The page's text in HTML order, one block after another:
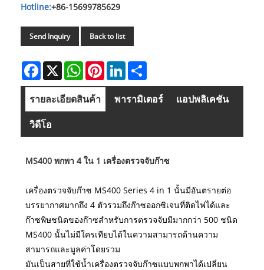
Hotline:+86-15699785629
Send Inquiry Back to list
Facebook
X WhatsAppPinterestLinkedIn
รายละเอียดสินค้า พารามิเตอร์
แอปพลิเคชัน
วิดีโอ
MS400 พกพา 4 ใน 1 เครื่องตรวจจับก๊าซ
เครื่องตรวจจับก๊าซ MS400 Series 4 in 1 นั้นมีอันตรายต่อ
บรรยากาศมากถึง 4 ตัวรวมถึงก๊าซออกซิเจนที่ติดไฟได้และ
ก๊าซพิษชนิดของก๊าซสำหรับการตรวจจับมีมากกว่า 500 ชนิด
MS400 นั้นไม่มีใครเทียบได้ในความสามารถด้านความ
สามารถและมูลค่าโดยรวม
มันเป็นสายที่ใช้น้ำเครื่องตรวจจับก๊าซแบบพกพาได้เปลี่ยน